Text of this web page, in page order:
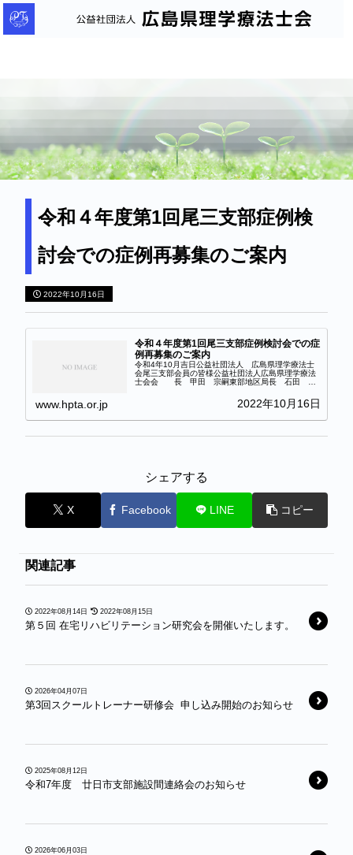
公
益
島
令和４年度第1回尾三支部症例検
討会での症例再募集のご案内
2022年10月16日
令和４年度第1回尾三支部症例検討会での症
例再募集のご案内
令和4年10月吉日公益社団法人 広島県理学療法士
会尾三支部会員の皆様公益社団法人広島県理学療法
士会会 長 甲田 宗嗣東部地区局長 石田 芳
部症例検討会での症例再募集のご案内拝啓時下ます
www.hpta.or.jp 2022年10月16日
シェアする
X Facebook LINE コピー
関連記事
2022年08月14日 2022年08月15日
第５回 在宅リハビリテーション研究会を開催いたします。
2026年04月07日
第3回スクールトレーナー研修会 申し込み開始のお知らせ
2025年08月12日
令和7年度 廿日市支部施設間連絡会のお知らせ
2026年06月03日